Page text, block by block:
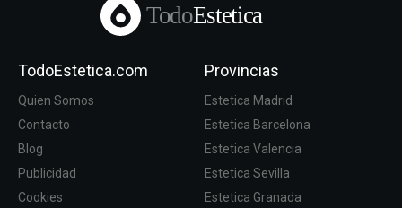
TodoEstetica
TodoEstetica.com
Quien Somos
Contacto
Blog
Publicidad
Cookies
Provincias
Estetica Madrid
Estetica Barcelona
Estetica Valencia
Estetica Sevilla
Estetica Granada